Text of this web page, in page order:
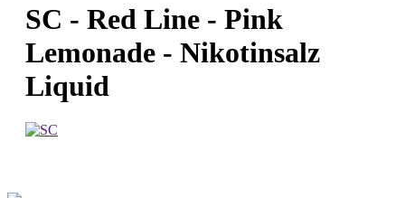
SC - Red Line - Pink
Lemonade - Nikotinsalz
Liquid